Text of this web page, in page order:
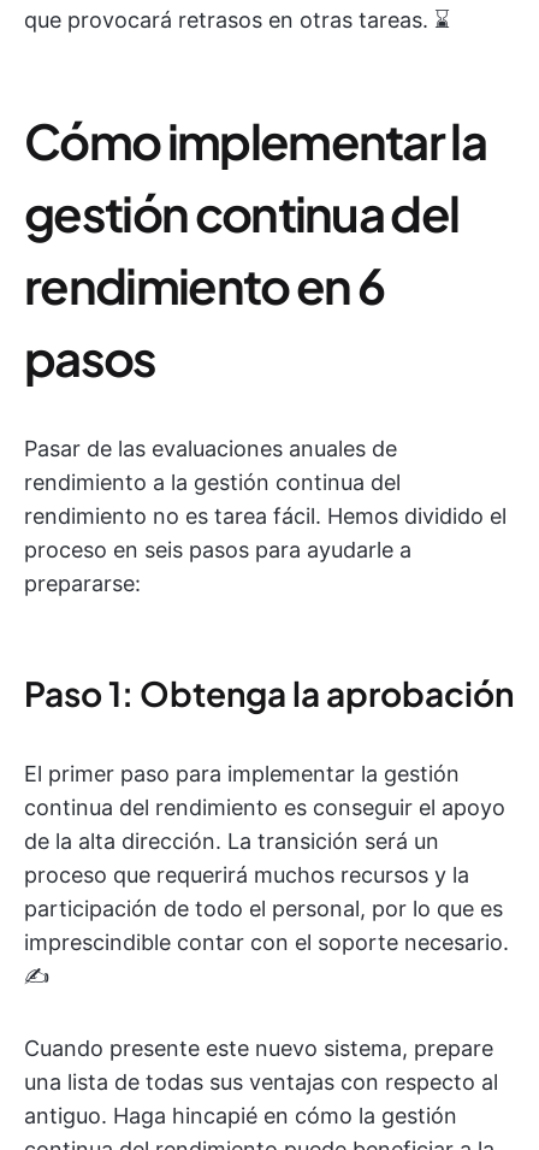
que provocará retrasos en otras tareas. ⌛
Cómo implementar la
gestión continua del
rendimiento en 6
pasos
Pasar de las evaluaciones anuales de
rendimiento a la gestión continua del
rendimiento no es tarea fácil. Hemos dividido el
proceso en seis pasos para ayudarle a
prepararse:
Paso 1: Obtenga la aprobación
El primer paso para implementar la gestión
continua del rendimiento es conseguir el apoyo
de la alta dirección. La transición será un
proceso que requerirá muchos recursos y la
participación de todo el personal, por lo que es
imprescindible contar con el soporte necesario.
✍️
Cuando presente este nuevo sistema, prepare
una lista de todas sus ventajas con respecto al
antiguo. Haga hincapié en cómo la gestión